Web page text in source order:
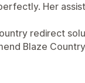
Her
redirect
Blaze